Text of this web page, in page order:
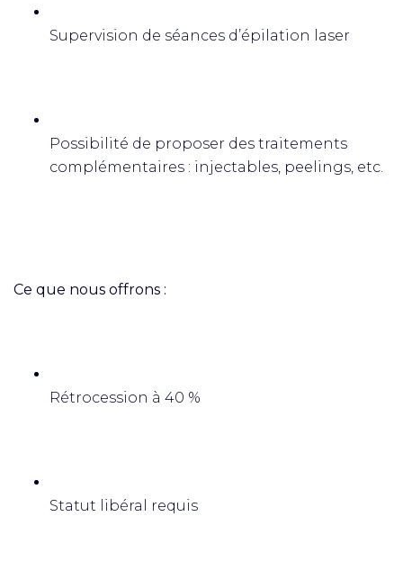
Supervision de séances d’épilation laser
Possibilité de proposer des traitements
complémentaires : injectables, peelings, etc.
Ce que nous offrons :
Rétrocession à 40 %
Statut libéral requis